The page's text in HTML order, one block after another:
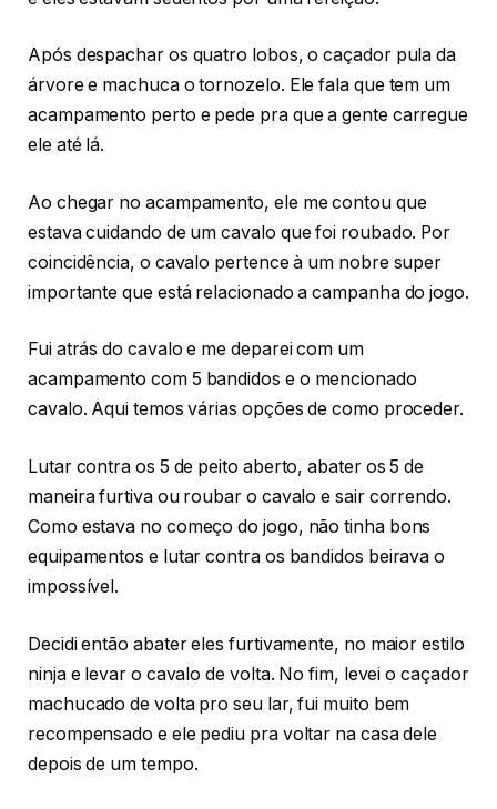
Após despachar os quatro lobos, o caçador pula da
árvore e machuca o tornozelo. Ele fala que tem um
acampamento perto e pede pra que a gente carregue
ele até lá.
Ao chegar no acampamento, ele me contou que
estava cuidando de um cavalo que foi roubado. Por
coincidência, o cavalo pertence à um nobre super
importante que está relacionado a campanha do jogo.
Fui atrás do cavalo e me deparei com um
acampamento com 5 bandidos e o mencionado
cavalo. Aqui temos várias opções de como proceder.
Lutar contra os 5 de peito aberto, abater os 5 de
maneira furtiva ou roubar o cavalo e sair correndo.
Como estava no começo do jogo, não tinha bons
equipamentos e lutar contra os bandidos beirava o
impossível.
Decidi então abater eles furtivamente, no maior estilo
ninja e levar o cavalo de volta. No fim, levei o caçador
machucado de volta pro seu lar, fui muito bem
recompensado e ele pediu pra voltar na casa dele
depois de um tempo.